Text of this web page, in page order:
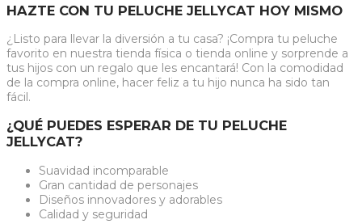
HAZTE CON TU PELUCHE JELLYCAT HOY MISMO
¿Listo para llevar la diversión a tu casa? ¡Compra tu peluche
favorito en nuestra tienda física o tienda online y sorprende a
tus hijos con un regalo que les encantará! Con la comodidad
de la compra online, hacer feliz a tu hijo nunca ha sido tan
fácil.
¿QUÉ PUEDES ESPERAR DE TU PELUCHE
JELLYCAT?
Suavidad incomparable
Gran cantidad de personajes
Diseños innovadores y adorables
Calidad y seguridad